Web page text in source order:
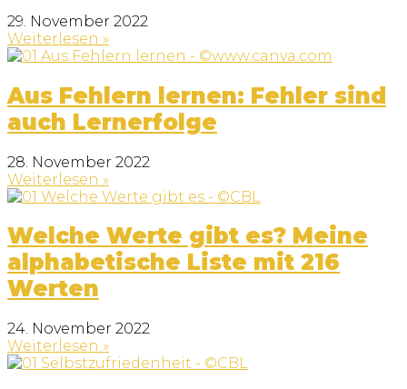
29. November 2022
Weiterlesen »
Aus Fehlern lernen: Fehler sind
auch Lernerfolge
28. November 2022
Weiterlesen »
Welche Werte gibt es? Meine
alphabetische Liste mit 216
Werten
24. November 2022
Weiterlesen »